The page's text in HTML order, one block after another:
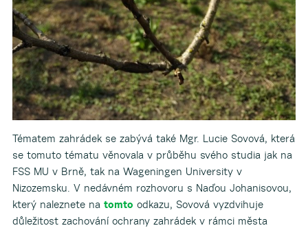
Tématem zahrádek se zabývá také Mgr. Lucie Sovová, která
se tomuto tématu věnovala v průběhu svého studia jak na
FSS MU v Brně, tak na Wageningen University v
Nizozemsku. V nedávném rozhovoru s Naďou Johanisovou,
který naleznete na tomto odkazu, Sovová vyzdvihuje
důležitost zachování ochrany zahrádek v rámci města